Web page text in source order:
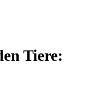
Tiere: